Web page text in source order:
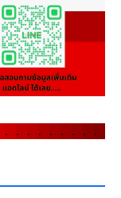
. . . . . . . . .